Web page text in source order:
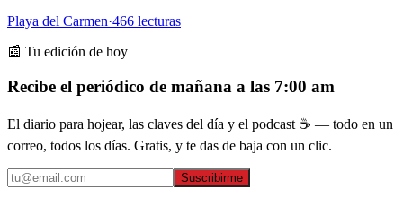
Playa del Carmen·466 lecturas
📰 Tu edición de hoy
Recibe el periódico de mañana a las 7:00 am
El diario para hojear, las claves del día y el podcast ☕ — todo en un
correo, todos los días. Gratis, y te das de baja con un clic.
Suscribirme